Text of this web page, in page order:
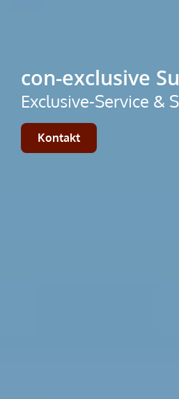
con-exclusive
Exclusive-Service &
Kontakt